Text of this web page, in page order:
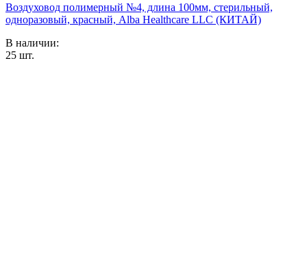
Воздуховод полимерный №4, длина 100мм, стерильный,
одноразовый, красный, Alba Healthcare LLC (КИТАЙ)
В наличии:
25 шт.